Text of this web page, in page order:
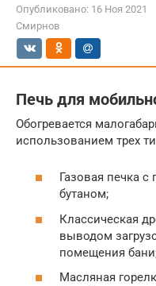
Опубликовано: 16 Ноя 2021
Смирнов
Печь для
Обогревается
использованием трех
Газовая печка
бутаном;
Классическая
выводом
помещения
Масляная